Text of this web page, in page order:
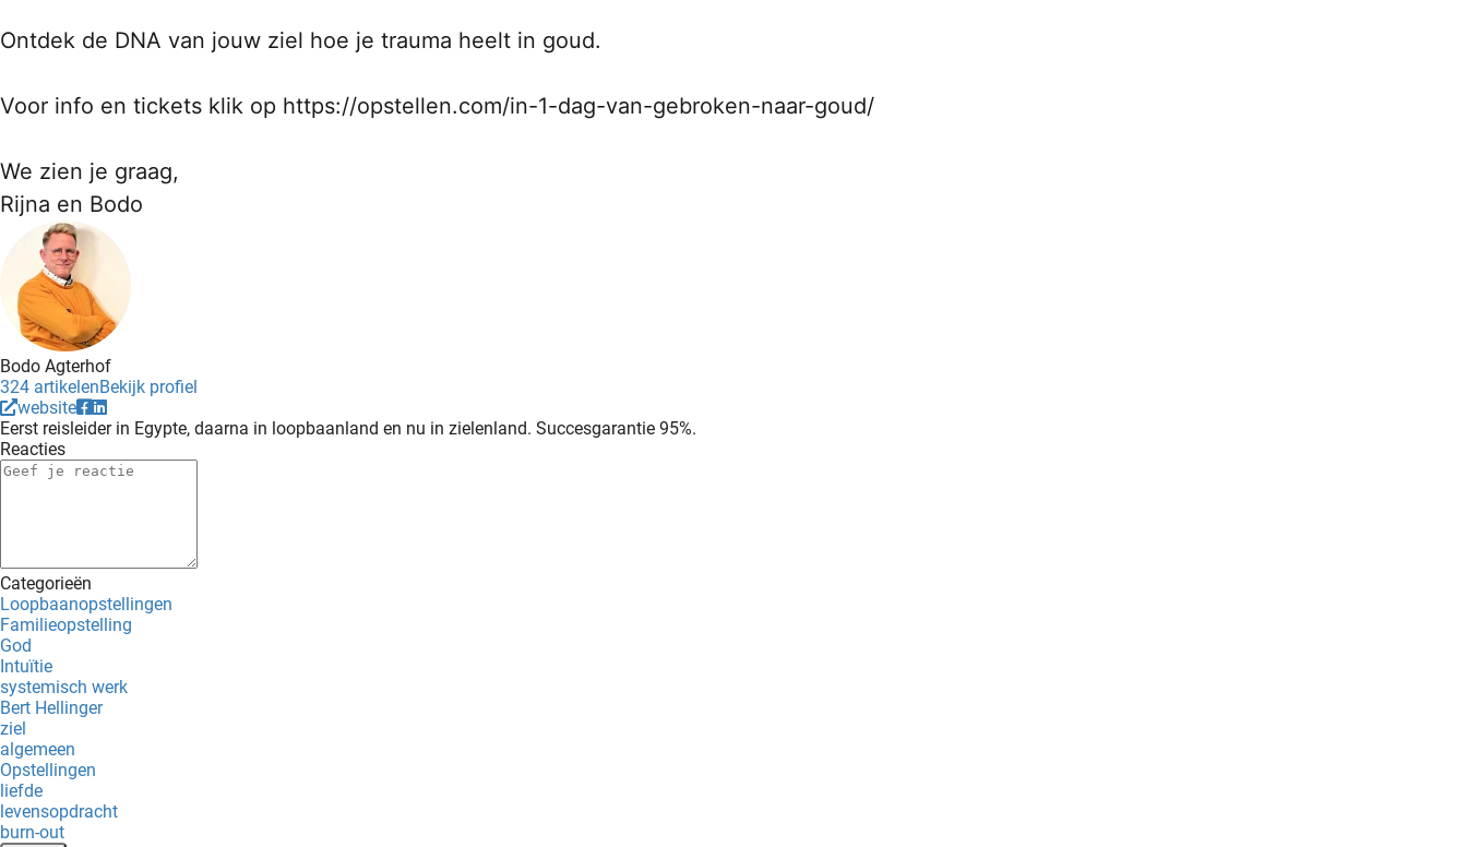
Ontdek de DNA van jouw ziel hoe je trauma heelt in goud.
Voor info en tickets klik op https://opstellen.com/in-1-dag-van-gebroken-naar-goud/
We zien je graag,
Rijna en Bodo
Bodo Agterhof
324 artikelenBekijk profiel
website
Eerst reisleider in Egypte, daarna in loopbaanland en nu in zielenland. Succesgarantie 95%.
Reacties
Categorieën
Loopbaanopstellingen
Familieopstelling
God
Intuïtie
systemisch werk
Bert Hellinger
ziel
algemeen
Opstellingen
liefde
levensopdracht
burn-out